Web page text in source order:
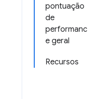
pontuação
de
performanc
e geral
Recursos